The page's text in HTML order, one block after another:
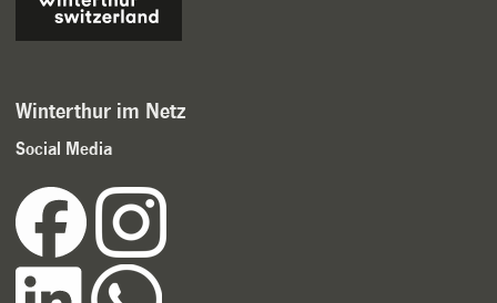
Winterthur im Netz
Social Media